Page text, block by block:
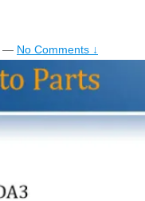
— No Comments ↓